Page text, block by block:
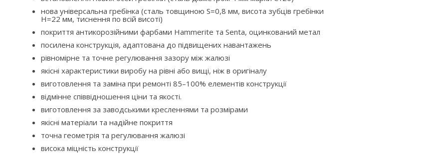
нова універсальна гребінка (сталь товщиною S=0,8 мм, висота зубців гребінки
H=22 мм, тиснення по всій висоті)
покриття антикорозійними фарбами Hammerite та Senta, оцинкований метал
посилена конструкція, адаптована до підвищених навантажень
рівномірне та точне регулювання зазору між жалюзі
якісні характеристики виробу на рівні або вищі, ніж в оригіналу
виготовлення та заміна при ремонті 85–100% елементів конструкції
відмінне співвідношення ціни та якості.
виготовлення за заводськими кресленнями та розмірами
якісні матеріали та надійне покриття
точна геометрія та регулювання жалюзі
висока міцність конструкції